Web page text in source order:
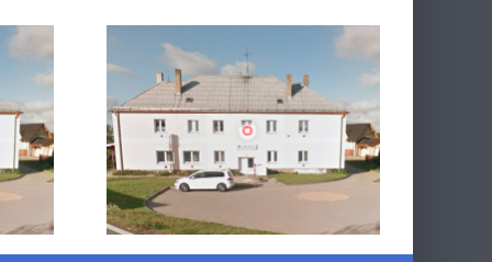
–
Oznámení ZS –
MUDr. Švehlová